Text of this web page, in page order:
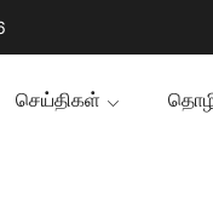
செய்திகள்